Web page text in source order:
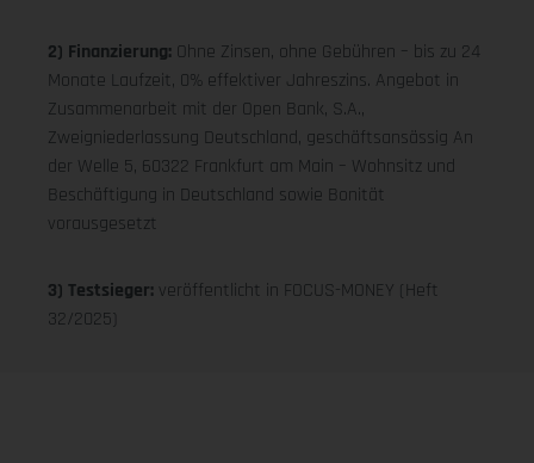
2) Finanzierung: Ohne Zinsen, ohne Gebühren – bis zu 24
Monate Laufzeit, 0% effektiver Jahreszins. Angebot in
Zusammenarbeit mit der Open Bank, S.A.,
Zweigniederlassung Deutschland, geschäftsansässig An
der Welle 5, 60322 Frankfurt am Main – Wohnsitz und
Beschäftigung in Deutschland sowie Bonität
vorausgesetzt
3) Testsieger: veröffentlicht in FOCUS-MONEY (Heft
32/2025)